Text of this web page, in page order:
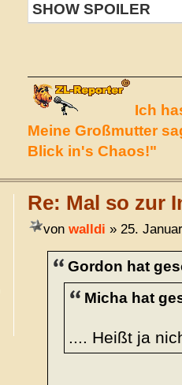
SHOW SPOILER
Ich
Meine Großmutter
Blick in's Chaos!"
Re: Mal so zur
von walldi » 25.
Gordon hat
Micha hat
.... Heißt ja